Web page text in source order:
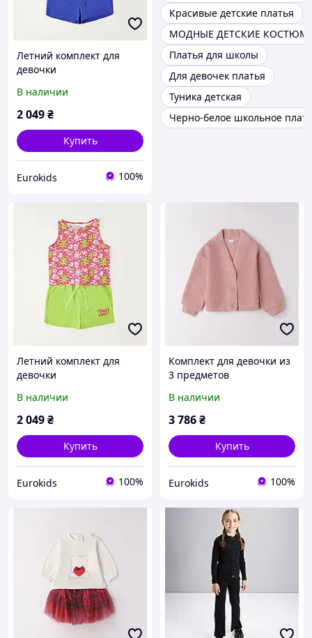
Летний комплект для
девочки
В наличии
2 049₴
Купить
Eurokids 100%
Красивые детские платья
МОДНЫЕ ДЕТСКИЕ
Платья для школы
Для девочек платья
Туника детская
Черно-белое школьное
Летний комплект для
девочки
В наличии
2 049₴
Купить
Eurokids 100%
Комплект для девочки из
3 предметов
В наличии
3 786₴
Купить
Eurokids 100%